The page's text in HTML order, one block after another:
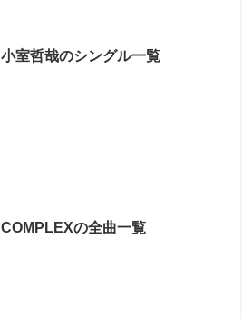
小室哲哉のシングル一覧
COMPLEXの全曲一覧